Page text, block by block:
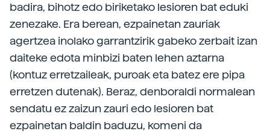
badira, bihotz edo biriketako lesioren bat eduki
zenezake. Era berean, ezpainetan zauriak
agertzea inolako garrantzirik gabeko zerbait izan
daiteke edota minbizi baten lehen aztarna
(kontuz erretzaileak, puroak eta batez ere pipa
erretzen dutenak). Beraz, denboraldi normalean
sendatu ez zaizun zauri edo lesioren bat
ezpainetan baldin baduzu, komeni da